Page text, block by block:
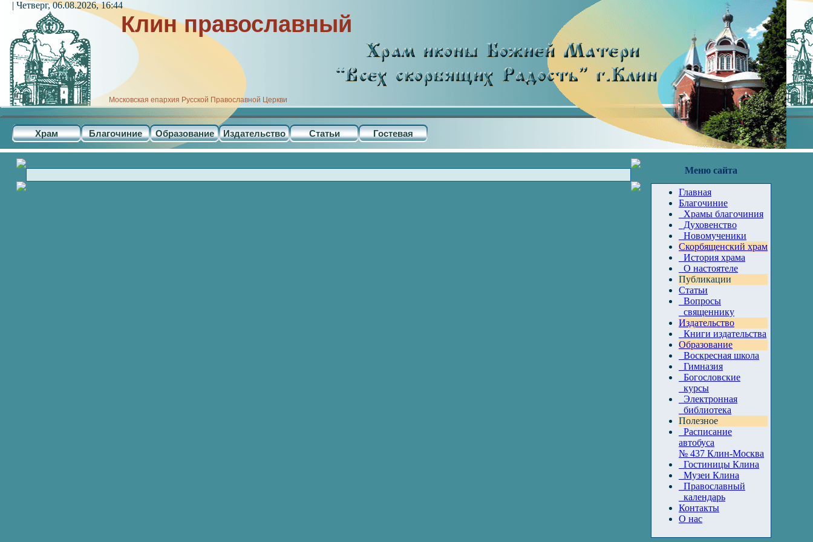
Клин православный
Московская епархия Русской Православной Церкви
Храм Благочиние Образование Издательство Статьи Гостевая
| Четверг, 06.08.2026, 16:44
Меню сайта
Главная
Благочиние
Храмы благочиния
Духовенство
Новомученики
Скорбященский храм
История храма
О настоятеле
Публикации
Статьи
Вопросы
священнику
Издательство
Книги издательства
Образование
Воскресная школа
Гимназия
Богословские
курсы
Электронная
библиотека
Полезное
Расписание
автобуса
№ 437 Клин-Москва
Гостиницы Клина
Музеи Клина
Православный
календарь
Контакты
О нас